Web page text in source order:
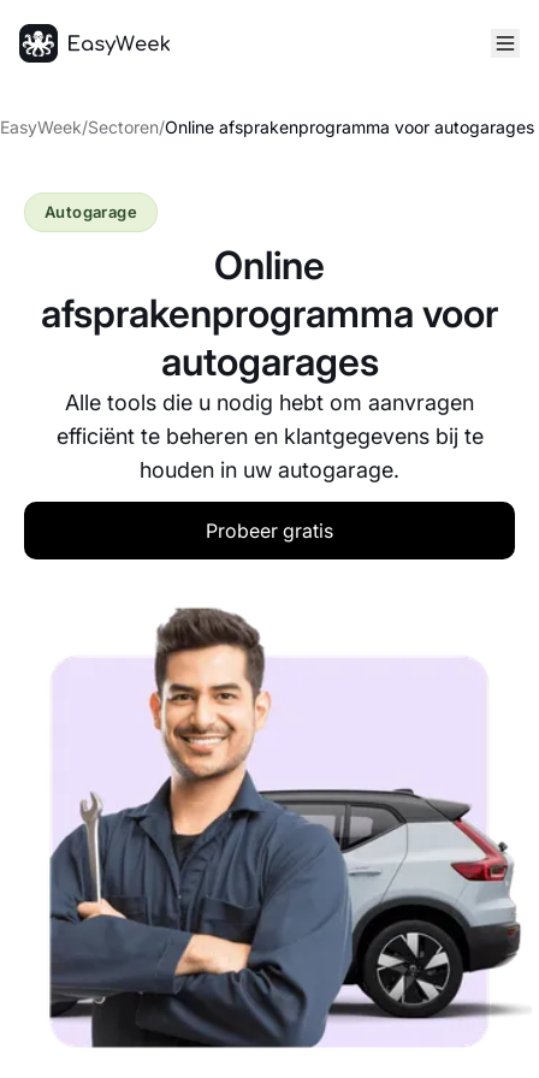
EasyWeek/Sectoren/Online afsprakenprogramma voor autogarages
Online
afsprakenprogramma voor
autogarages
Alle tools die u nodig hebt om aanvragen
efficiënt te beheren en klantgegevens bij te
houden in uw autogarage.
Autogarage
Probeer gratis